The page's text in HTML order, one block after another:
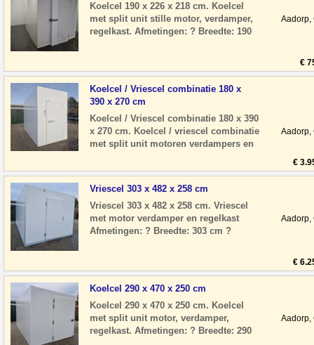
Koelcel 190 x 226 x 218 cm. Koelcel
met split unit stille motor, verdamper,
regelkast. Afmetingen: ? Breedte: 190
Aadorp,
€
Koelcel / Vriescel combinatie 180 x
390 x 270 cm
Koelcel / Vriescel combinatie 180 x 390
x 270 cm. Koelcel / vriescel combinatie
met split unit motoren verdampers en
Aadorp,
€
Vriescel 303 x 482 x 258 cm
Vriescel 303 x 482 x 258 cm. Vriescel
met motor verdamper en regelkast
Afmetingen: ? Breedte: 303 cm ?
Aadorp,
€
Koelcel 290 x 470 x 250 cm
Koelcel 290 x 470 x 250 cm. Koelcel
met split unit motor, verdamper,
regelkast. Afmetingen: ? Breedte: 290
Aadorp,